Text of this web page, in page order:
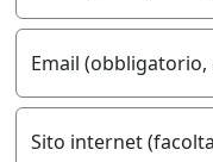
Email
Sito internet